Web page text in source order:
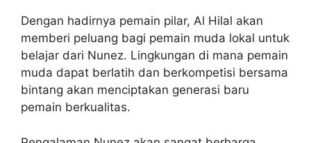
Dengan hadirnya pemain pilar, Al Hilal akan
memberi peluang bagi pemain muda lokal untuk
belajar dari Nunez. Lingkungan di mana pemain
muda dapat berlatih dan berkompetisi bersama
bintang akan menciptakan generasi baru
pemain berkualitas.